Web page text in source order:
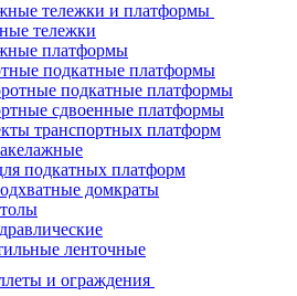
тележки и платформы
тележки
платформы
подкатные платформы
подкатные платформы
сдвоенные платформы
транспортных платформ
подкатных платформ
домкраты
ленточные
и ограждения